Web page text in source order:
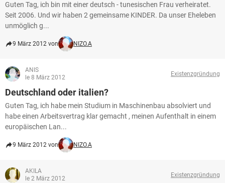
Guten Tag, ich bin mit einer deutsch - tunesischen Frau verheiratet.
Seit 2006. Und wir haben 2 gemeinsame KINDER. Da unser Eheleben
unmöglich g...
9 März 2012 von NIZO.A
ANIS
le 8 März 2012
Existenzgründung
Deutschland oder italien?
Guten Tag, ich habe mein Studium in Maschinenbau absolviert und
habe einen Arbeitsvertrag klar gemacht , meinen Aufenthalt in einem
europäischen Lan...
9 März 2012 von NIZO.A
AKILA
le 2 März 2012
Existenzgründung